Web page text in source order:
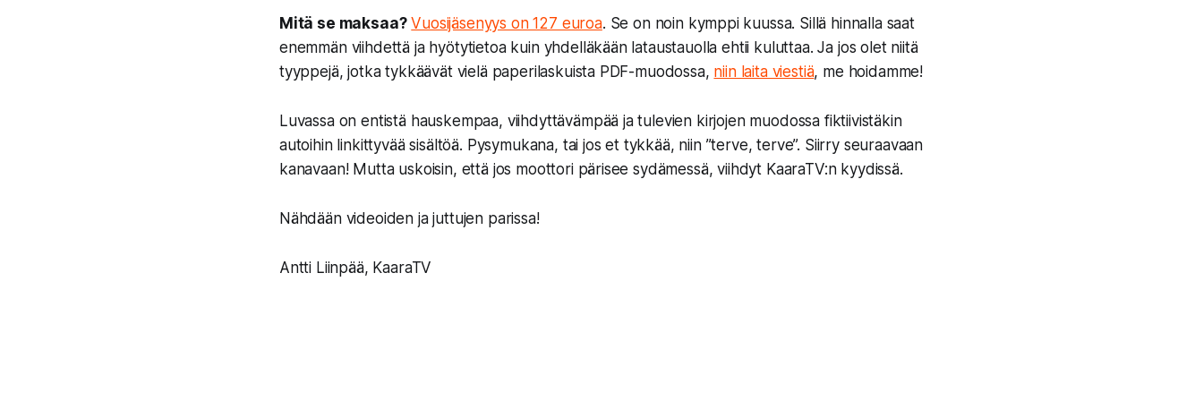
Mitä se maksaa? Vuosijäsenyys on 127 euroa. Se on noin kymppi kuussa. Sillä hinnalla saat
enemmän viihdettä ja hyötytietoa kuin yhdelläkään lataustauolla ehtii kuluttaa. Ja jos olet niitä
tyyppejä, jotka tykkäävät vielä paperilaskuista PDF-muodossa, niin laita viestiä, me hoidamme!
Luvassa on entistä hauskempaa, viihdyttävämpää ja tulevien kirjojen muodossa fiktiivistäkin
autoihin linkittyvää sisältöä. Pysymukana, tai jos et tykkää, niin ”terve, terve”. Siirry seuraavaan
kanavaan! Mutta uskoisin, että jos moottori pärisee sydämessä, viihdyt KaaraTV:n kyydissä.
Nähdään videoiden ja juttujen parissa!
Antti Liinpää, KaaraTV